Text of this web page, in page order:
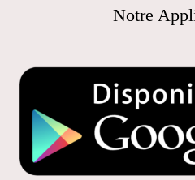
Notre